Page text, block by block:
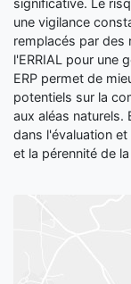
significative. Le
une vigilance
remplacés par des
l'ERRIAL pour une
ERP permet de
potentiels sur la
aux aléas naturels.
dans l'évaluation
et la pérennité de